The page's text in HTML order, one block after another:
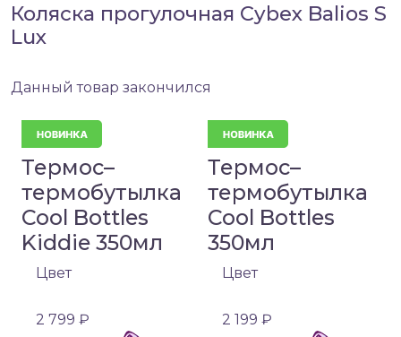
Коляска прогулочная Cybex Balios S
Lux
Данный товар закончился
Термос–
термобутылка
Cool Bottles
Kiddie 350мл
Цвет
2 799 ₽
Термос–
термобутылка
Cool Bottles
350мл
Цвет
2 199 ₽